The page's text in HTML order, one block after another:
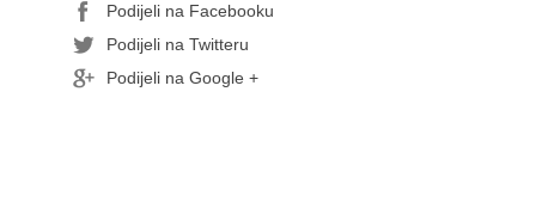
Podijeli na Facebooku
Podijeli na Twitteru
Podijeli na Google +